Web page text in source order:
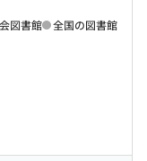
図書館 全国の図書館